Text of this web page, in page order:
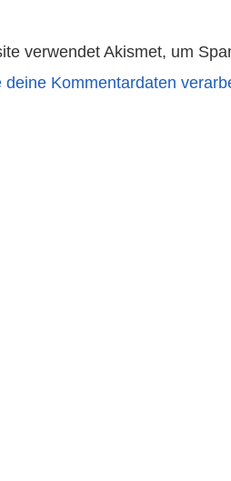
verwendet Akismet, um
deine Kommentardaten